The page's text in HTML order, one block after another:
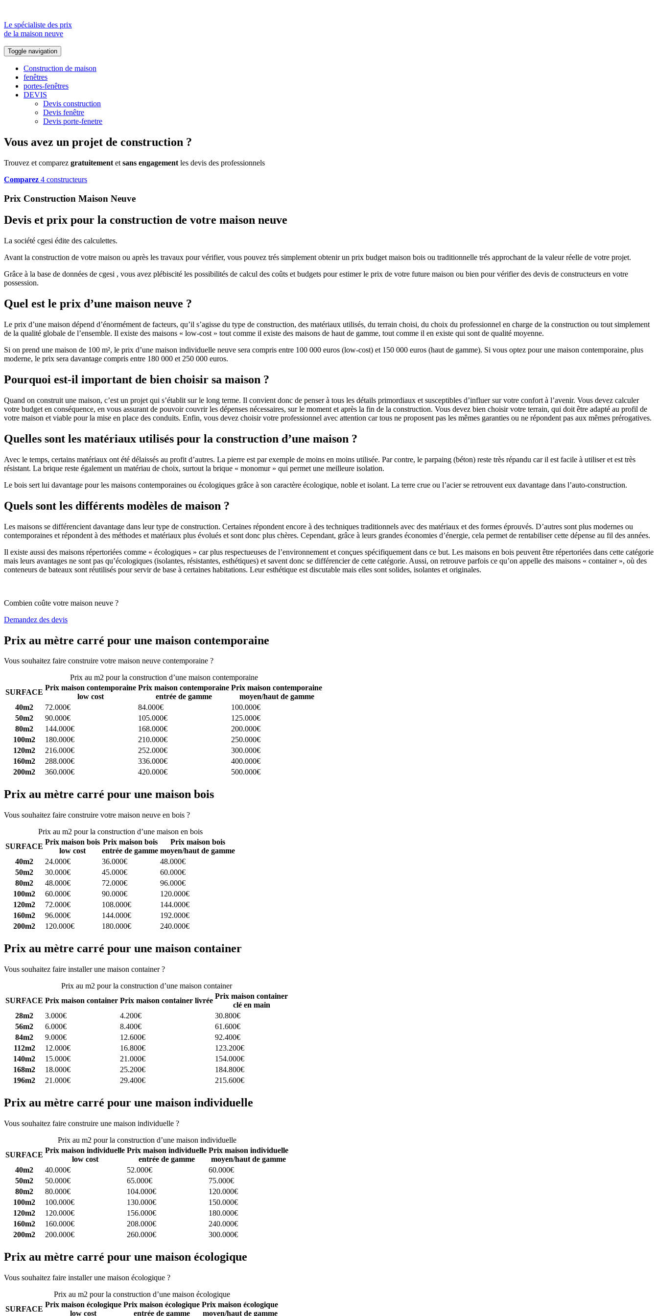
Le spécialiste des prix
de la maison neuve
Toggle navigation
Construction de maison
fenêtres
portes-fenêtres
DEVIS
Devis construction
Devis fenêtre
Devis porte-fenetre
Vous avez un projet de construction ?
Trouvez et comparez gratuitement et sans engagement les devis des professionnels
Comparez 4 constructeurs
Prix Construction Maison Neuve
Devis et prix pour la construction de votre maison neuve
La société cgesi édite des calculettes.
Avant la construction de votre maison ou après les travaux pour vérifier, vous pouvez trés simplement obtenir un prix budget maison bois ou traditionnelle trés approchant de la valeur réelle de votre projet.
Grâce à la base de données de cgesi , vous avez plébiscité les possibilités de calcul des coûts et budgets pour estimer le prix de votre future maison ou bien pour vérifier des devis de constructeurs en votre
possession.
Quel est le prix d’une maison neuve ?
Le prix d’une maison dépend d’énormément de facteurs, qu’il s’agisse du type de construction, des matériaux utilisés, du terrain choisi, du choix du professionnel en charge de la construction ou tout simplement
de la qualité globale de l’ensemble. Il existe des maisons « low-cost » tout comme il existe des maisons de haut de gamme, tout comme il en existe qui sont de qualité moyenne.
Si on prend une maison de 100 m², le prix d’une maison individuelle neuve sera compris entre 100 000 euros (low-cost) et 150 000 euros (haut de gamme). Si vous optez pour une maison contemporaine, plus
moderne, le prix sera davantage compris entre 180 000 et 250 000 euros.
Pourquoi est-il important de bien choisir sa maison ?
Quand on construit une maison, c’est un projet qui s’établit sur le long terme. Il convient donc de penser à tous les détails primordiaux et susceptibles d’influer sur votre confort à l’avenir. Vous devez calculer
votre budget en conséquence, en vous assurant de pouvoir couvrir les dépenses nécessaires, sur le moment et après la fin de la construction. Vous devez bien choisir votre terrain, qui doit être adapté au profil de
votre maison et viable pour la mise en place des conduits. Enfin, vous devez choisir votre professionnel avec attention car tous ne proposent pas les mêmes garanties ou ne répondent pas aux mêmes prérogatives.
Quelles sont les matériaux utilisés pour la construction d’une maison ?
Avec le temps, certains matériaux ont été délaissés au profit d’autres. La pierre est par exemple de moins en moins utilisée. Par contre, le parpaing (béton) reste très répandu car il est facile à utiliser et est très
résistant. La brique reste également un matériau de choix, surtout la brique « monomur » qui permet une meilleure isolation.
Le bois sert lui davantage pour les maisons contemporaines ou écologiques grâce à son caractère écologique, noble et isolant. La terre crue ou l’acier se retrouvent eux davantage dans l’auto-construction.
Quels sont les différents modèles de maison ?
Les maisons se différencient davantage dans leur type de construction. Certaines répondent encore à des techniques traditionnels avec des matériaux et des formes éprouvés. D’autres sont plus modernes ou
contemporaines et répondent à des méthodes et matériaux plus évolués et sont donc plus chères. Cependant, grâce à leurs grandes économies d’énergie, cela permet de rentabiliser cette dépense au fil des années.
Il existe aussi des maisons répertoriées comme « écologiques » car plus respectueuses de l’environnement et conçues spécifiquement dans ce but. Les maisons en bois peuvent être répertoriées dans cette catégorie
mais leurs avantages ne sont pas qu’écologiques (isolantes, résistantes, esthétiques) et savent donc se différencier de cette catégorie. Aussi, on retrouve parfois ce qu’on appelle des maisons « container », où des
conteneurs de bateaux sont réutilisés pour servir de base à certaines habitations. Leur esthétique est discutable mais elles sont solides, isolantes et originales.
Combien coûte votre maison neuve ?
Demandez des devis
Prix au mètre carré pour une maison contemporaine
Vous souhaitez faire construire votre maison neuve contemporaine ?
Prix au m2 pour la construction d’une maison contemporaine
SURFACE
Prix maison contemporaine
low cost
Prix maison contemporaine
entrée de gamme
Prix maison contemporaine
moyen/haut de gamme
40m2
72.000€ 84.000€
100.000€
50m2
90.000€ 105.000€
125.000€
80m2
144.000€ 168.000€
200.000€
100m2
180.000€ 210.000€
250.000€
120m2
216.000€ 252.000€
300.000€
160m2
288.000€ 336.000€
400.000€
200m2
360.000€ 420.000€ 500.000€
Prix au mètre carré pour une maison bois
Vous souhaitez faire construire votre maison neuve en bois ?
Prix au m2 pour la construction d’une maison en bois
SURFACE
Prix maison bois
low cost
Prix maison bois
entrée de gamme
Prix maison bois
moyen/haut de gamme
40m2
24.000€ 36.000€
48.000€
50m2
30.000€ 45.000€
60.000€
80m2
48.000€ 72.000€
96.000€
100m2
60.000€ 90.000€
120.000€
120m2
72.000€ 108.000€
144.000€
160m2
96.000€ 144.000€
192.000€
200m2
120.000€ 180.000€ 240.000€
Prix au mètre carré pour une maison container
Vous souhaitez faire installer une maison container ?
Prix au m2 pour la construction d’une maison container
SURFACE Prix maison container Prix maison container livrée
Prix maison container
clé en main
28m2
3.000€ 4.200€
30.800€
56m2
6.000€ 8.400€
61.600€
84m2
9.000€ 12.600€
92.400€
112m2
12.000€ 16.800€
123.200€
140m2
15.000€ 21.000€
154.000€
168m2
18.000€ 25.200€
184.800€
196m2
21.000€ 29.400€ 215.600€
Prix au mètre carré pour une maison individuelle
Vous souhaitez faire construire une maison individuelle ?
Prix au m2 pour la construction d’une maison individuelle
SURFACE
Prix maison individuelle
low cost
Prix maison individuelle
entrée de gamme
Prix maison individuelle
moyen/haut de gamme
40m2
40.000€ 52.000€
60.000€
50m2
50.000€ 65.000€
75.000€
80m2
80.000€ 104.000€
120.000€
100m2
100.000€ 130.000€
150.000€
120m2
120.000€ 156.000€
180.000€
160m2
160.000€ 208.000€
240.000€
200m2
200.000€ 260.000€ 300.000€
Prix au mètre carré pour une maison écologique
Vous souhaitez faire installer une maison écologique ?
Prix au m2 pour la construction d’une maison écologique
SURFACE
Prix maison écologique
low cost
Prix maison écologique
entrée de gamme
Prix maison écologique
moyen/haut de gamme